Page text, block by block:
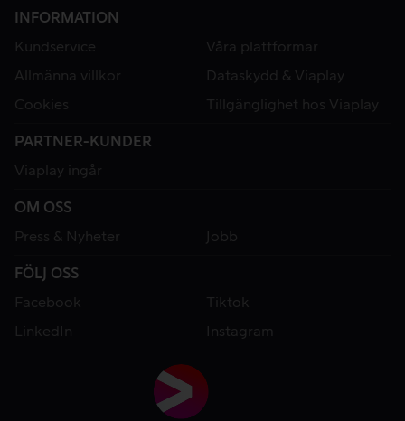
INFORMATION
Kundservice
Våra plattformar
Allmänna villkor
Dataskydd & Viaplay
Cookies
Tillgänglighet hos Viaplay
PARTNER-KUNDER
Viaplay ingår
OM OSS
Press & Nyheter
Jobb
FÖLJ OSS
Facebook
Tiktok
LinkedIn
Instagram